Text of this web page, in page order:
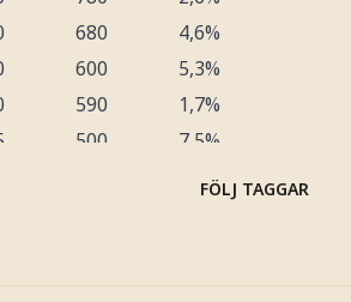
680
4,6%
600
5,3%
590
1,7%
500
7,5%
4,4%
385
4,1%
FÖLJ TAGGAR